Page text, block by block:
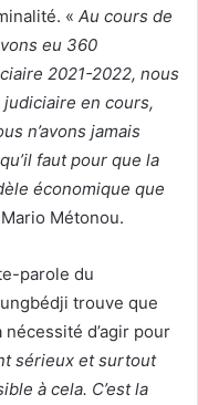
« Au cours de
eu 360
2021-2022, nous
judiciaire en cours,
n’avons jamais
faut pour que la
économique que
Métonou.
parole du
trouve que
d’agir pour
sérieux et surtout
à cela. C’est la